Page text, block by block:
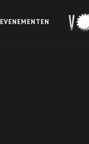
EVENEMENTEN